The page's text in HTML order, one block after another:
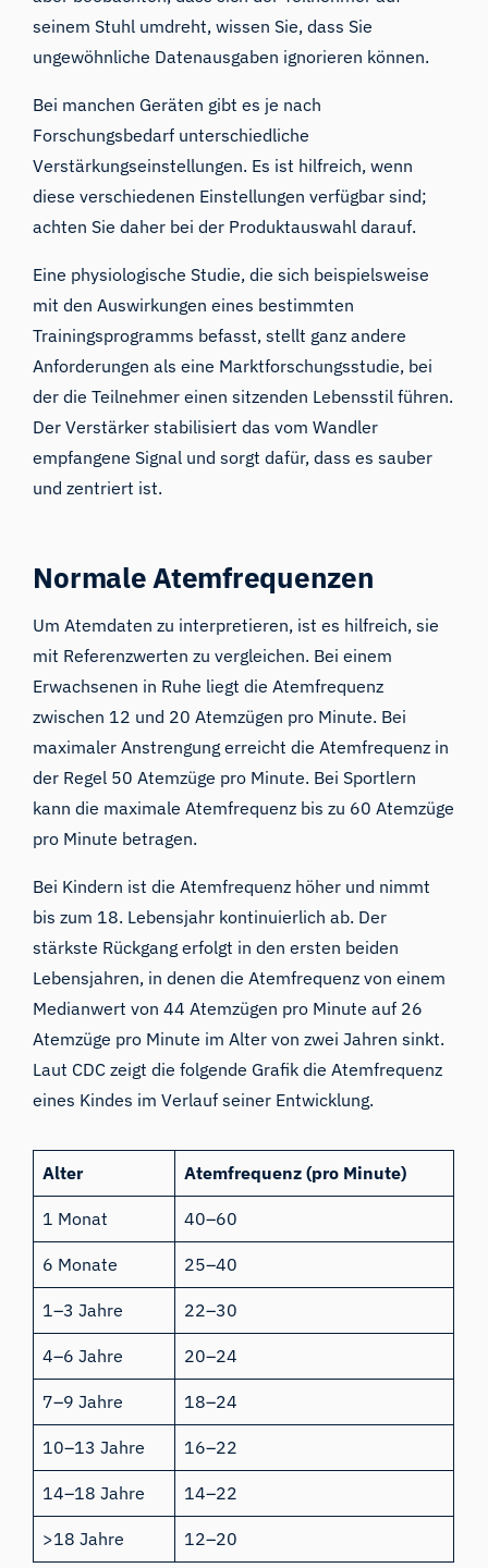
seinem Stuhl umdreht, wissen Sie, dass Sie
ungewöhnliche Datenausgaben ignorieren können.
Bei manchen Geräten gibt es je nach
Forschungsbedarf unterschiedliche
Verstärkungseinstellungen. Es ist hilfreich, wenn
diese verschiedenen Einstellungen verfügbar sind;
achten Sie daher bei der Produktauswahl darauf.
Eine physiologische Studie, die sich beispielsweise
mit den Auswirkungen eines bestimmten
Trainingsprogramms befasst, stellt ganz andere
Anforderungen als eine Marktforschungsstudie, bei
der die Teilnehmer einen sitzenden Lebensstil führen.
Der Verstärker stabilisiert das vom Wandler
empfangene Signal und sorgt dafür, dass es sauber
und zentriert ist.
Normale Atemfrequenzen
Um Atemdaten zu interpretieren, ist es hilfreich, sie
mit Referenzwerten zu vergleichen. Bei einem
Erwachsenen in Ruhe liegt die Atemfrequenz
zwischen 12 und 20 Atemzügen pro Minute. Bei
maximaler Anstrengung erreicht die Atemfrequenz in
der Regel 50 Atemzüge pro Minute. Bei Sportlern
kann die maximale Atemfrequenz bis zu 60 Atemzüge
pro Minute betragen.
Bei Kindern ist die Atemfrequenz höher und nimmt
bis zum 18. Lebensjahr kontinuierlich ab. Der
stärkste Rückgang erfolgt in den ersten beiden
Lebensjahren, in denen die Atemfrequenz von einem
Medianwert von 44 Atemzügen pro Minute auf 26
Atemzüge pro Minute im Alter von zwei Jahren sinkt.
Laut CDC zeigt die folgende Grafik die Atemfrequenz
eines Kindes im Verlauf seiner Entwicklung.
Alter Atemfrequenz (pro Minute)
1 Monat 40–60
6 Monate 25–40
1–3 Jahre 22–30
4–6 Jahre 20–24
7–9 Jahre 18–24
10–13 Jahre 16–22
14–18 Jahre 14–22
>18 Jahre
12–20